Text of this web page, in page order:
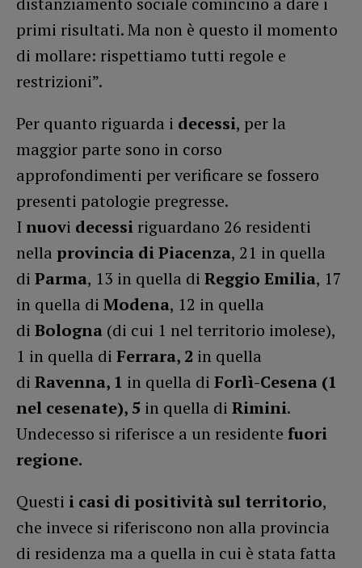
primi risultati. Ma non è questo il momento
di mollare: rispettiamo tutti regole e
restrizioni”.
Per quanto riguarda i decessi, per la
maggior parte sono in corso
approfondimenti per verificare se fossero
presenti patologie pregresse.
Inuovi decessi riguardano 26 residenti
nella provincia di Piacenza, 21 in quella
di Parma, 13 in quella di Reggio Emilia, 17
in quella di Modena, 12 in quella
di Bologna (di cui 1 nel territorio imolese),
1 in quella di Ferrara, 2 in quella
di Ravenna, 1 in quella di Forlì-Cesena (1
nel cesenate), 5 in quella di Rimini.
Undecesso si riferisce a un residente fuori
regione.
Questi i casi di positività sul territorio,
che invece si riferiscono non alla provincia
di residenza ma a quella in cui è stata fatta